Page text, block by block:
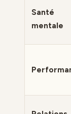
Santé
mentale